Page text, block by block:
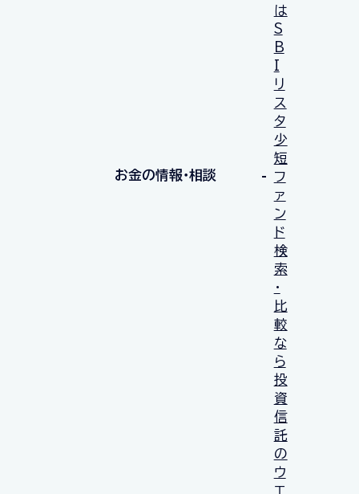
は
S
B
I
リ
ス
タ
少
短
お金の情報・相談
フ
ァ
ン
ド
検
索
・
比
較
な
ら
投
資
信
託
の
ウ
エ